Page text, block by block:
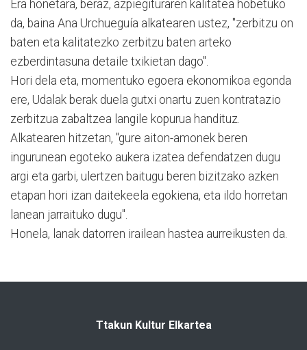
Era honetara, beraz, azpiegituraren kalitatea hobetuko
da, baina Ana Urchueguía alkatearen ustez, "zerbitzu on
baten eta kalitatezko zerbitzu baten arteko
ezberdintasuna detaile txikietan dago".
Hori dela eta, momentuko egoera ekonomikoa egonda
ere, Udalak berak duela gutxi onartu zuen kontratazio
zerbitzua zabaltzea langile kopurua handituz.
Alkatearen hitzetan, "gure aiton-amonek beren
ingurunean egoteko aukera izatea defendatzen dugu
argi eta garbi, ulertzen baitugu beren bizitzako azken
etapan hori izan daitekeela egokiena, eta ildo horretan
lanean jarraituko dugu".
Honela, lanak datorren irailean hastea aurreikusten da.
Ttakun Kultur Elkartea